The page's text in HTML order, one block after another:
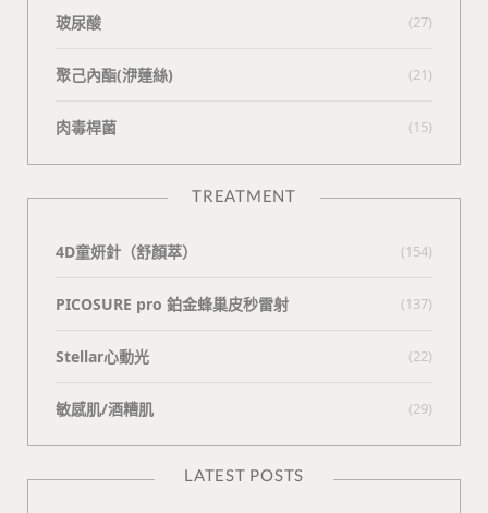
玻尿酸 (27)
聚己內酯(洢蓮絲) (21)
肉毒桿菌 (15)
TREATMENT
4D童妍針（舒顏萃） (154)
PICOSURE pro 鉑金蜂巢皮秒雷射 (137)
Stellar心動光 (22)
敏感肌/酒糟肌 (29)
LATEST POSTS